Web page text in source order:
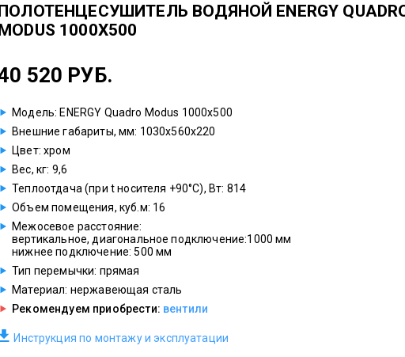
ВОДЯНОЙ ENERGY
1000X500
520 РУБ.
Модель: ENERGY Quadro Modus 1000x500
Внешние габариты, мм: 1030x560x220
Цвет: хром
Вес, кг: 9,6
Теплоотдача (при t носителя +90°С), Вт: 814
Объем помещения, куб.м: 16
Межосевое расстояние:
вертикальное, диагональное подключение:1000 мм
нижнее подключение: 500 мм
Тип перемычки: прямая
Материал: нержавеющая сталь
Рекомендуем приобрести: вентили
Инструкция по монтажу и эксплуатации